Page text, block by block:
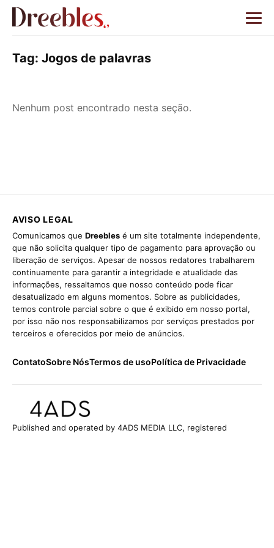
Tag: Jogos de palavras
Nenhum post encontrado nesta seção.
AVISO LEGAL
Comunicamos que Dreebles é um site totalmente independente,
que não solicita qualquer tipo de pagamento para aprovação ou
liberação de serviços. Apesar de nossos redatores trabalharem
continuamente para garantir a integridade e atualidade das
informações, ressaltamos que nosso conteúdo pode ficar
desatualizado em alguns momentos. Sobre as publicidades,
temos controle parcial sobre o que é exibido em nosso portal,
por isso não nos responsabilizamos por serviços prestados por
terceiros e oferecidos por meio de anúncios.
ContatoSobre NósTermos de usoPolítica de Privacidade
Published and operated by 4ADS MEDIA LLC, registered